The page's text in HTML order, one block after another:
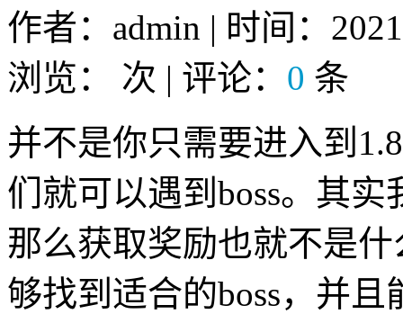
作者：admin | 时间：
浏览：
次 | 评论： 0 条
并不是你只需要进入到
们就可以遇到boss。其
那么获取奖励也就不是
够找到适合的boss，并